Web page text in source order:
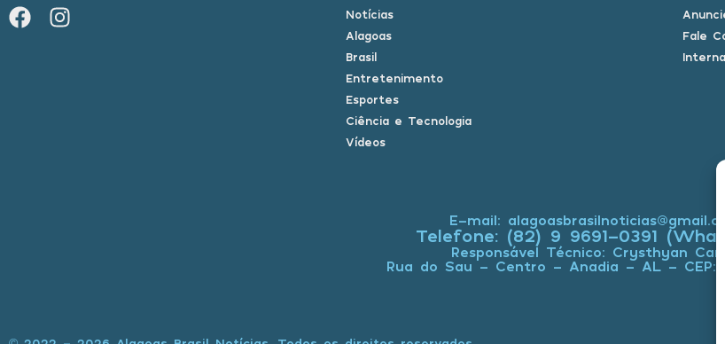
Notícias
Alagoas
Brasil
Entretenimento
Esportes
Ciência e Tecnologia
Vídeos
Fale
E-mail:
Telefone: (82) 9 9691-0391
Responsável Técnico: Crysthyan
Rua do Sau - Centro - Anadia - AL - CEP: